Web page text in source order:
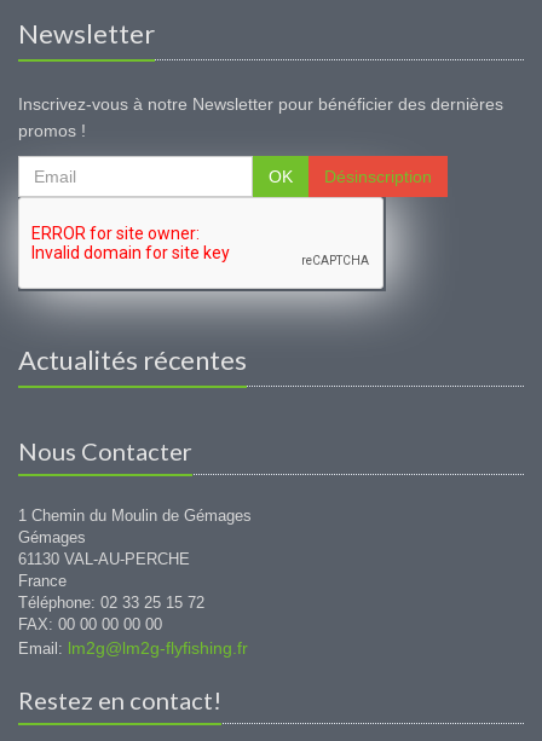
Newsletter
Inscrivez-vous à notre Newsletter pour bénéficier des dernières
promos !
OK Désinscription
Actualités récentes
Nous Contacter
1 Chemin du Moulin de Gémages
Gémages
61130 VAL-AU-PERCHE
France
Téléphone: 02 33 25 15 72
FAX: 00 00 00 00 00
Email: lm2g@lm2g-flyfishing.fr
Restez en contact!